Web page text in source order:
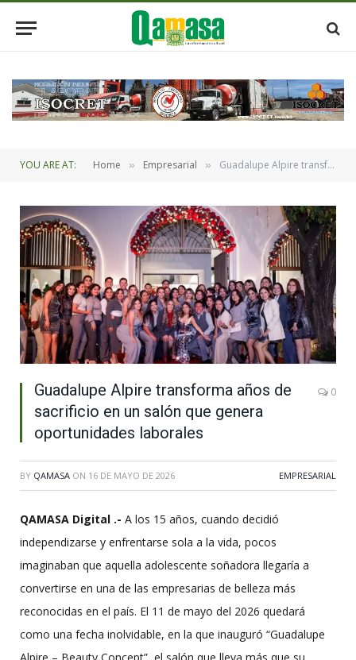
YOU ARE AT: Home » Empresarial » Guadalupe Alpire transforma años de sacrificio en un salón que genera oportunidades laborales
Guadalupe Alpire transforma años de
sacrificio en un salón que genera
oportunidades laborales
0
BY QAMASA ON 16 DE MAYO DE 2026 EMPRESARIAL
QAMASA Digital .- A los 15 años, cuando decidió
independizarse y enfrentarse sola a la vida, pocos
imaginaban que aquella adolescente soñadora llegaría a
convertirse en una de las empresarias de belleza más
reconocidas en el país. El 11 de mayo del 2026 quedará
como una fecha inolvidable, en la que inauguró “Guadalupe
Alpire – Beauty Concept”, el salón que lleva más que su